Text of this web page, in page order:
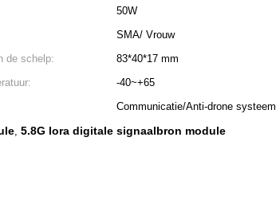
50W
SMA/ Vrouw
de schelp:
83*40*17 mm
-40~+65
Communicatie/Anti-drone systeem
, 5.8G lora digitale signaalbron module